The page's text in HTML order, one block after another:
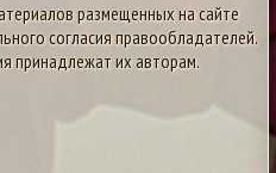
размещенных на сайте
согласия правообладателей.
принадлежат их авторам.